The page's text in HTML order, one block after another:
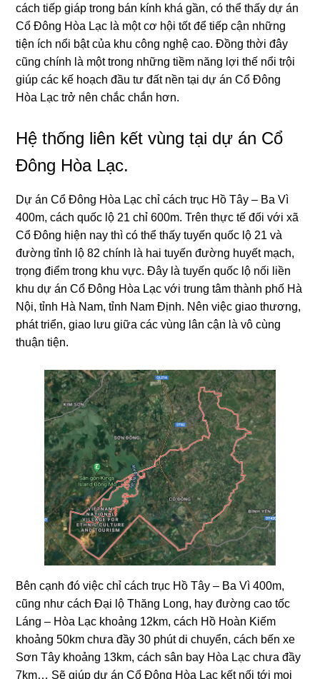
cách tiếp giáp trong bán kính khá gần, có thể thấy dự án
Cổ Đông Hòa Lạc là một cơ hội tốt để tiếp cận những
tiện ích nổi bật của khu công nghệ cao. Đồng thời đây
cũng chính là một trong những tiềm năng lợi thế nổi trội
giúp các kế hoạch đầu tư đất nền tại dự án Cổ Đông
Hòa Lạc trở nên chắc chắn hơn.
Hệ thống liên kết vùng tại dự án Cổ
Đông Hòa Lạc.
Dự án Cổ Đông Hòa Lạc chỉ cách trục Hồ Tây – Ba Vì
400m, cách quốc lộ 21 chỉ 600m. Trên thực tế đối với xã
Cổ Đông hiện nay thì có thể thấy tuyến quốc lộ 21 và
đường tỉnh lộ 82 chính là hai tuyến đường huyết mạch,
trọng điểm trong khu vực. Đây là tuyến quốc lộ nối liền
khu dự án Cổ Đông Hòa Lạc với trung tâm thành phố Hà
Nội, tỉnh Hà Nam, tỉnh Nam Định. Nên việc giao thương,
phát triển, giao lưu giữa các vùng lân cận là vô cùng
thuận tiện.
Bên cạnh đó việc chỉ cách trục Hồ Tây – Ba Vì 400m,
cũng như cách Đại lộ Thăng Long, hay đường cao tốc
Láng – Hòa Lạc khoảng 12km, cách Hồ Hoàn Kiếm
khoảng 50km chưa đầy 30 phút di chuyển, cách bến xe
Sơn Tây khoảng 13km, cách sân bay Hòa Lạc chưa đầy
7km… Sẽ giúp dự án Cổ Đông Hòa Lạc kết nối tới mọi